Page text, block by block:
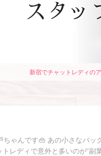
スタッ
新宿でチャットレディの
ちゃんです👜 あの小さなバ
レディで意外と多いのが“副